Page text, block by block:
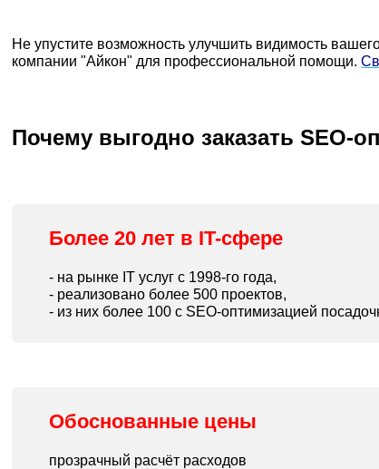
Не упустите возможность улучшить видимость
компании "Айкон" для профессиональной помощи.
Почему выгодно заказать SEO-
Более 20 лет в IT-сфере
- на рынке IT услуг с 1998-го года,
- реализовано более 500 проектов,
- из них более 100 с SEO-оптимизацией
Обоснованные цены
прозрачный расчёт расходов